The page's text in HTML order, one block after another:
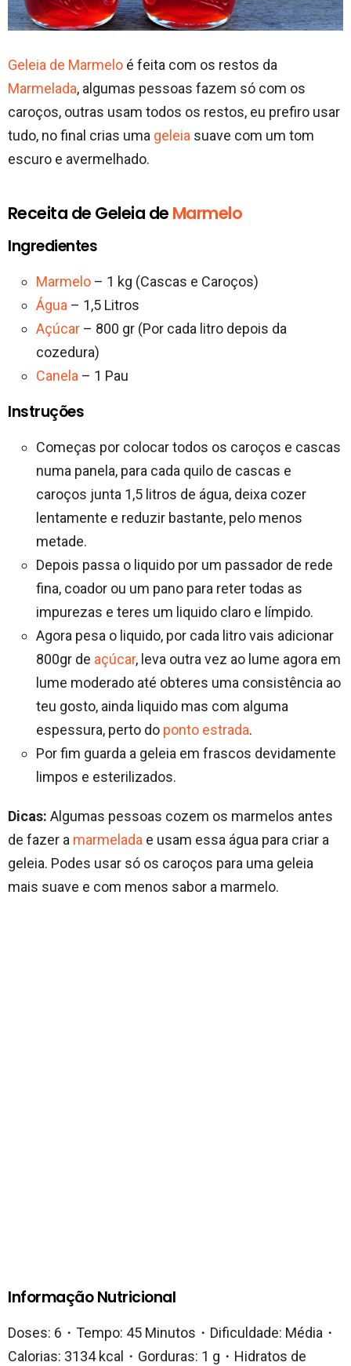
Geleia de Marmelo é feita com os restos da
Marmelada, algumas pessoas fazem só com os
caroços, outras usam todos os restos, eu prefiro usar
tudo, no final crias uma geleia suave com um tom
escuro e avermelhado.
Receita de Geleia de Marmelo
Ingredientes
Marmelo – 1 kg (Cascas e Caroços)
Água – 1,5 Litros
Açúcar – 800 gr (Por cada litro depois da
cozedura)
Canela – 1 Pau
Instruções
Começas por colocar todos os caroços e cascas
numa panela, para cada quilo de cascas e
caroços junta 1,5 litros de água, deixa cozer
lentamente e reduzir bastante, pelo menos
metade.
Depois passa o liquido por um passador de rede
fina, coador ou um pano para reter todas as
impurezas e teres um liquido claro e límpido.
Agora pesa o liquido, por cada litro vais adicionar
800gr de açúcar, leva outra vez ao lume agora em
lume moderado até obteres uma consistência ao
teu gosto, ainda liquido mas com alguma
espessura, perto do ponto estrada.
Por fim guarda a geleia em frascos devidamente
limpos e esterilizados.
Dicas: Algumas pessoas cozem os marmelos antes
de fazer a marmelada e usam essa água para criar a
geleia. Podes usar só os caroços para uma geleia
mais suave e com menos sabor a marmelo.
Informação Nutricional
Doses: 6・Tempo: 45 Minutos・Dificuldade: Média・
Calorias: 3134 kcal・Gorduras: 1 g・Hidratos de